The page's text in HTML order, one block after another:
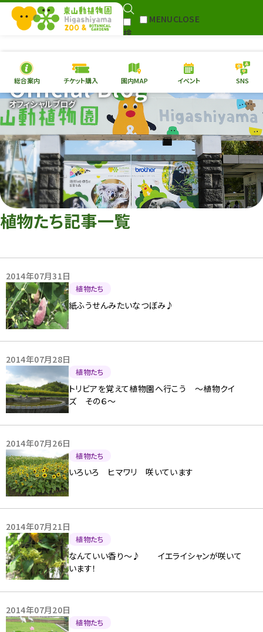
検
MENUCLOSE
本日の開園情報 チケ
園内MAP イベント
総合案内
動物園 植物園
再生プラン
東山動植物園
への支援
Follow
総合案内 チケット購入 園内MAP イベント SNS
オフィシャルブログ
Official Blog
植物たち記事一覧
2014年07月31日
植物たち
紙ふうせんみたいなつぼみ♪
2014年07月28日
植物たち
トリビアを覚えて植物園へ行こう 〜植物クイ
ズ その６〜
2014年07月26日
植物たち
いろいろ ヒマワリ 咲いています
2014年07月21日
植物たち
なんていい香り〜♪ イエライシャンが咲いて
います！
2014年07月20日
植物たち